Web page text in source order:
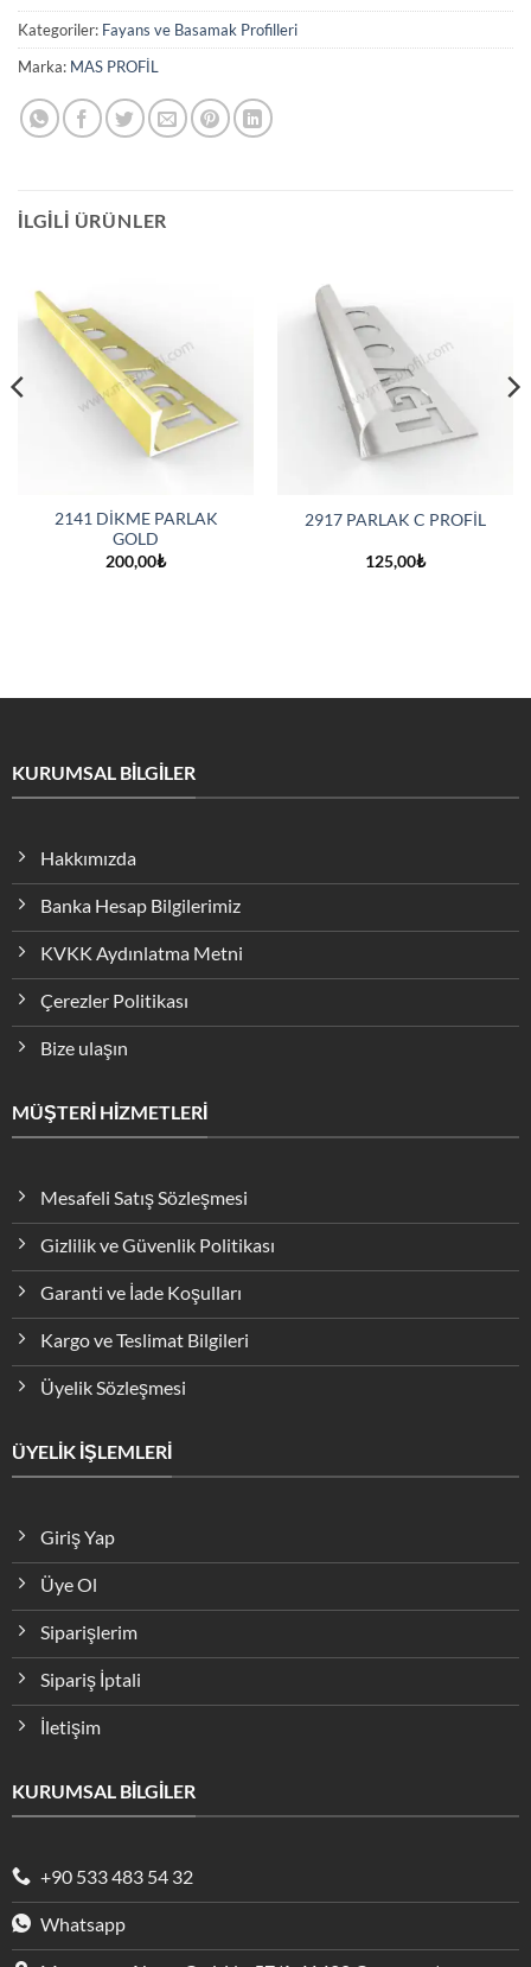
Kategoriler: Fayans ve Basamak Profilleri
Marka: MAS PROFİL
İLGILI ÜRÜNLER
2141 DİKME PARLAK
GOLD
200,00₺
2917 PARLAK C PROFİL
125,00₺
KURUMSAL BİLGİLER
Hakkımızda
Banka Hesap Bilgilerimiz
KVKK Aydınlatma Metni
Çerezler Politikası
Bize ulaşın
MÜŞTERİ HİZMETLERİ
Mesafeli Satış Sözleşmesi
Gizlilik ve Güvenlik Politikası
Garanti ve İade Koşulları
Kargo ve Teslimat Bilgileri
Üyelik Sözleşmesi
ÜYELİK İŞLEMLERİ
Giriş Yap
Üye Ol
Siparişlerim
Sipariş İptali
İletişim
KURUMSAL BİLGİLER
+90 533 483 54 32
Whatsapp